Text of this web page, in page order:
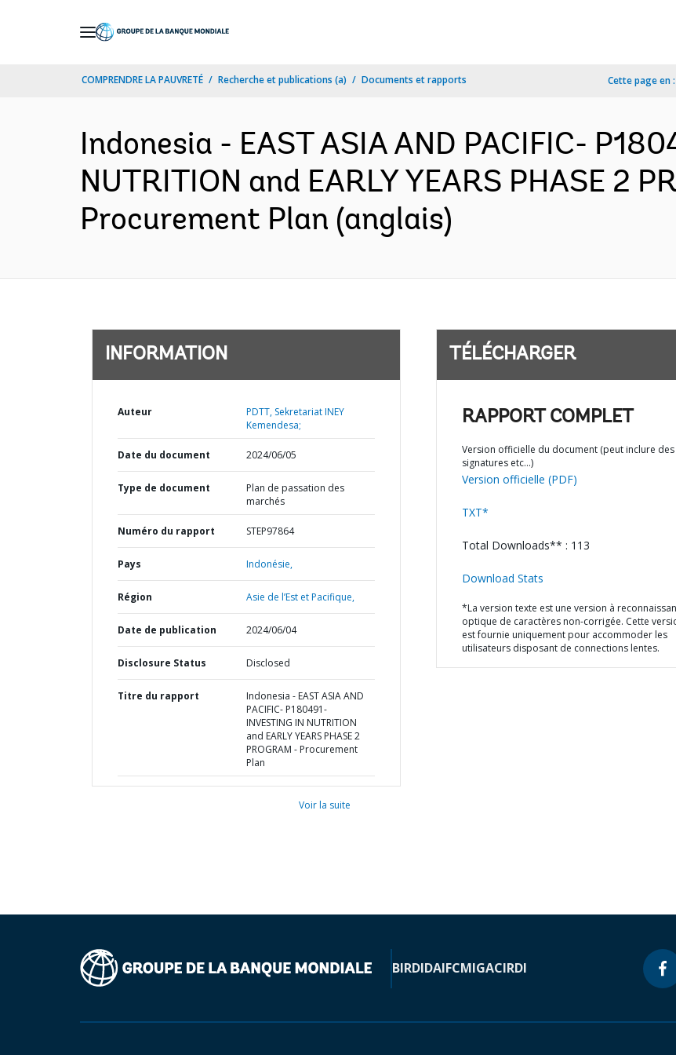
COMPRENDRE LA PAUVRETÉ Recherche et publications (a) Documents et rapports Cette page en :
Indonesia - EAST ASIA AND PACIFIC-
NUTRITION and EARLY YEARS PHASE 2
Procurement Plan (anglais)
INFORMATION
Auteur
PDTT, Sekretariat INEY
Kemendesa;
Date du document 2024/06/05
Type de document
Plan de passation des
marchés
Numéro du rapport STEP97864
Pays Indonésie,
Région Asie de l’Est et Pacifique,
Date de publication 2024/06/04
Disclosure Status Disclosed
Titre du rapport
Indonesia - EAST ASIA AND
PACIFIC- P180491-
INVESTING IN NUTRITION
and EARLY YEARS PHASE 2
PROGRAM - Procurement
Plan
Voir la suite
TÉLÉCHARGER
RAPPORT COMPLET
Version officielle du document (peut inclure des
signatures etc…)
Version officielle (PDF)
TXT*
Total Downloads** : 113
Download Stats
*La version texte est une version à
optique de caractères non-corrigée. Cette
est fournie uniquement pour accommoder les
utilisateurs disposant de connections lentes.
BIRDIDAIFCMIGACIRDI